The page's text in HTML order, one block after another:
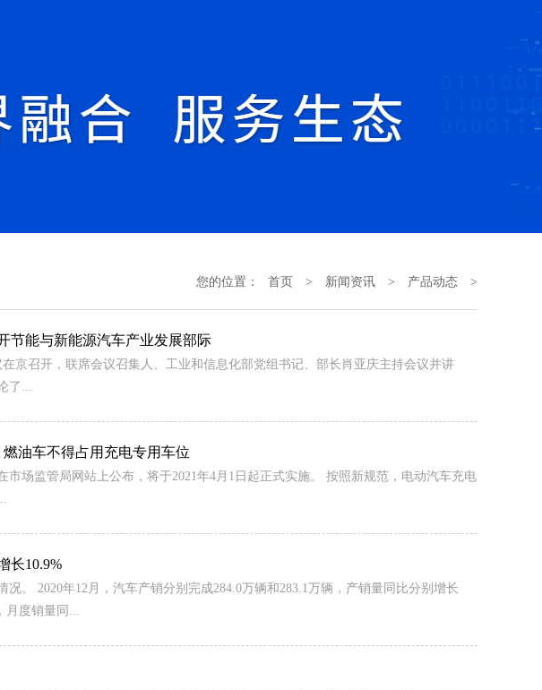
您的位置： 首页 > 新闻资讯 > 产品动态 >
节能与新能源汽车产业发展部际
京召开，联席会议召集人、工业和信息化部党组书记、部长肖亚庆主持会议并讲
了...
油车不得占用充电专用车位
场监管局网站上公布，将于2021年4月1日起正式实施。 按照新规范，电动汽车充电
长10.9%
。 2020年12月，汽车产销分别完成284.0万辆和283.1万辆，产销量同比分别增长
月度销量同...